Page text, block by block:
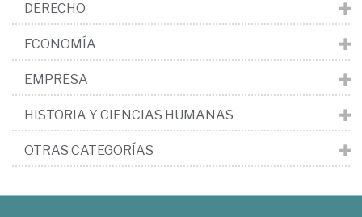
DERECHO
ECONOMÍA
EMPRESA
HISTORIA Y CIENCIAS HUMANAS
OTRAS CATEGORÍAS